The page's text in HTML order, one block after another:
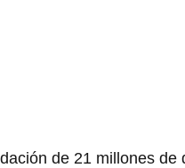
de 21 millones